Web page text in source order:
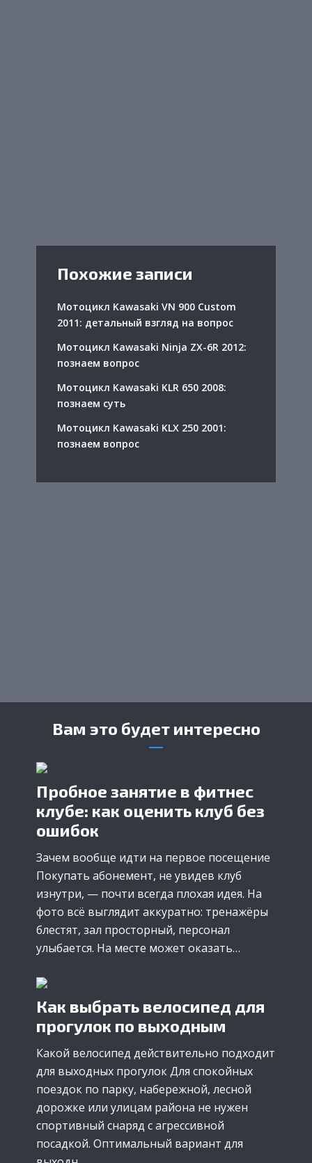
Похожие записи
Мотоцикл Kawasaki VN 900 Custom
2011: детальный взгляд на вопрос
Мотоцикл Kawasaki Ninja ZX-6R 2012:
познаем вопрос
Мотоцикл Kawasaki KLR 650 2008:
познаем суть
Мотоцикл Kawasaki KLX 250 2001:
познаем вопрос
Вам это будет интересно
Пробное занятие в фитнес
клубе: как оценить клуб без
ошибок
Зачем вообще идти на первое посещение
Покупать абонемент, не увидев клуб
изнутри, — почти всегда плохая идея. На
фото всё выглядит аккуратно: тренажёры
блестят, зал просторный, персонал
улыбается. На месте может оказать…
Как выбрать велосипед для
прогулок по выходным
Какой велосипед действительно подходит
для выходных прогулок Для спокойных
поездок по парку, набережной, лесной
дорожке или улицам района не нужен
спортивный снаряд с агрессивной
посадкой. Оптимальный вариант для